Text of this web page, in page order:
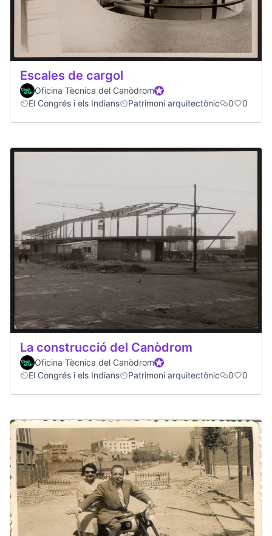
Escales de cargol
Oficina Tècnica del CanòdromOfficial participant
El Congrés i els Indians
Patrimoni arquitectònic 0 0
La construcció del Canòdrom
Oficina Tècnica del CanòdromOfficial participant
El Congrés i els Indians
Patrimoni arquitectònic 0 0